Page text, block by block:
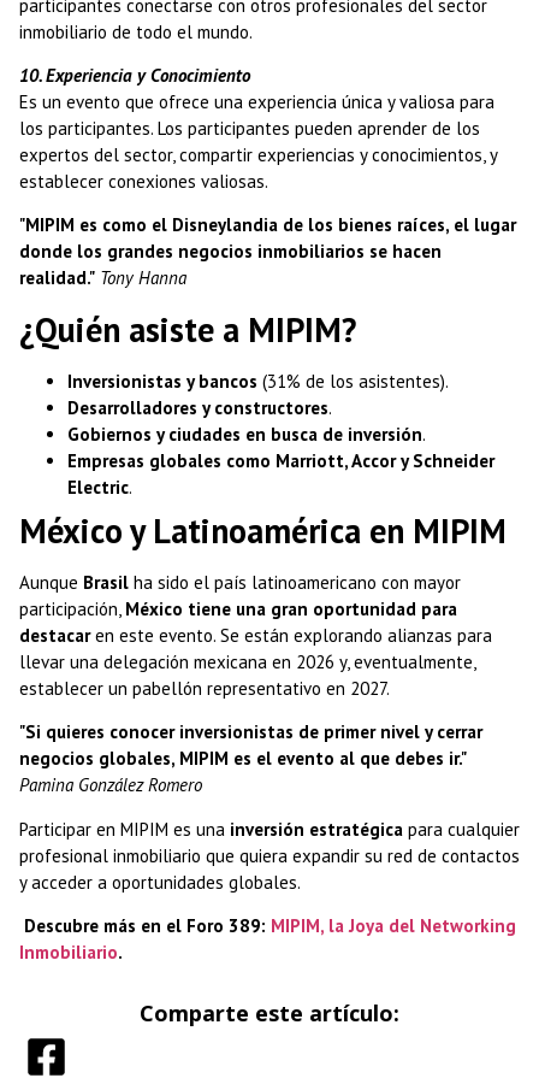
participantes conectarse con otros profesionales del sector
inmobiliario de todo el mundo.
10. Experiencia y Conocimiento
Es un evento que ofrece una experiencia única y valiosa para
los participantes. Los participantes pueden aprender de los
expertos del sector, compartir experiencias y conocimientos, y
establecer conexiones valiosas.
"MIPIM es como el Disneylandia de los bienes raíces, el lugar
donde los grandes negocios inmobiliarios se hacen
realidad." Tony Hanna
¿Quién asiste a MIPIM?
Inversionistas y bancos (31% de los asistentes).
Desarrolladores y constructores.
Gobiernos y ciudades en busca de inversión.
Empresas globales como Marriott, Accor y Schneider
Electric.
México y Latinoamérica en MIPIM
Aunque Brasil ha sido el país latinoamericano con mayor
participación, México tiene una gran oportunidad para
destacaren este evento. Se están explorando alianzas para
llevar una delegación mexicana en 2026 y, eventualmente,
establecer un pabellón representativo en 2027.
"Si quieres conocer inversionistas de primer nivel y cerrar
negocios globales, MIPIM es el evento al que debes ir."
Pamina González Romero
Participar en MIPIM es una inversión estratégica para cualquier
profesional inmobiliario que quiera expandir su red de contactos
y acceder a oportunidades globales.
Descubre más en el Foro 389: MIPIM, la Joya del Networking
Inmobiliario.
Comparte este artículo: